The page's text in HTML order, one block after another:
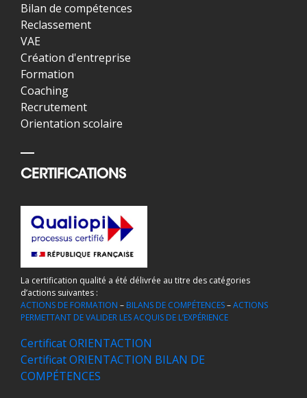
Bilan de compétences
Reclassement
VAE
Création d'entreprise
Formation
Coaching
Recrutement
Orientation scolaire
CERTIFICATIONS
La certification qualité a été délivrée au titre des catégories
d’actions suivantes :
ACTIONS DE FORMATION – BILANS DE COMPÉTENCES–ACTIONS
PERMETTANT DE VALIDER LES ACQUIS DE L’EXPÉRIENCE
Certificat ORIENTACTION
Certificat ORIENTACTION BILAN DE
COMPÉTENCES